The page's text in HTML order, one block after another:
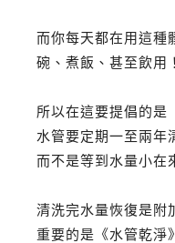
而你每天都在用這種
碗、煮飯、甚至飲用！
所以在這要提倡的是
水管要定期一至兩年
而不是等到水量小在
清洗完水量恢復是附
重要的是《水管乾淨